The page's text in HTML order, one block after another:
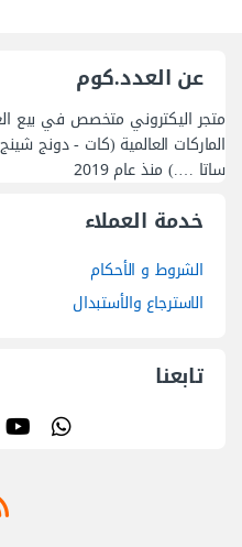
عن العدد.كوم
متجر اليكتروني متخصص في بيع
الماركات العالمية (كات - دونج
ساتا ….) منذ عام 2019
خدمة العملاء
الشروط و الأحكام
الاسترجاع والأستبدال
تابعنا